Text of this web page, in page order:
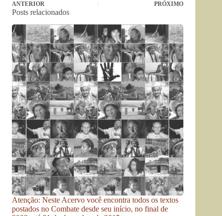
ANTERIOR PRÓXIMO
Posts relacionados
Atenção: Neste Acervo você encontra todos os textos
postados no Combate desde seu início, no final de